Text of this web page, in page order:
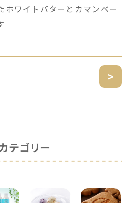
ホワイトバターとカマンベー
カテゴリー